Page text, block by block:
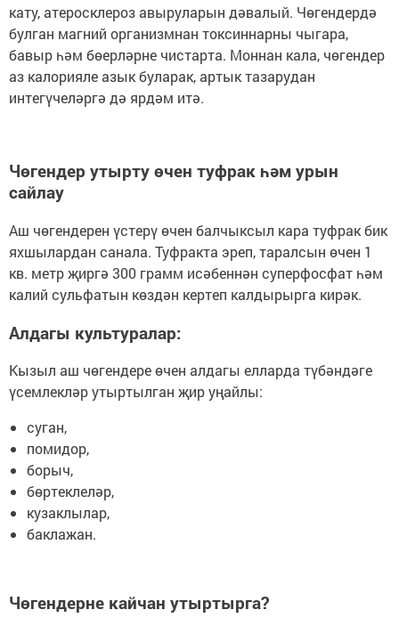
кату, атеросклероз авыруларын дәвалый. Чөгендердә
булган магний организмнан токсиннарны чыгара,
бавыр һәм бөерләрне чистарта. Моннан кала, чөгендер
аз калорияле азык буларак, артык тазарудан
интегүчеләргә дә ярдәм итә.
Чөгендер утырту өчен туфрак һәм урын
сайлау
Аш чөгендерен үстерү өчен балчыксыл кара туфрак бик
яхшылардан санала. Туфракта эреп, таралсын өчен 1
кв. метр җиргә 300 грамм исәбеннән суперфосфат һәм
калий сульфатын көздән кертеп калдырырга кирәк.
Алдагы культуралар:
Кызыл аш чөгендере өчен алдагы елларда түбәндәге
үсемлекләр утыртылган җир уңайлы:
суган,
помидор,
борыч,
бөртеклеләр,
кузаклылар,
баклажан.
Чөгендерне кайчан утыртырга?